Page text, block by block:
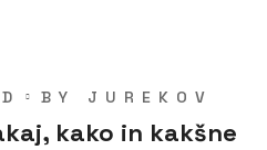
BY JUREKOV
kako in kakšne